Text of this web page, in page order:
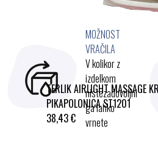
TERLIK AIRLIGHT MASSAGE
PIKAPOLONICA ST1201
38,43 €
MOŽNOST
VRAČILA
V kolikor z
izdelkom
nistezadovoljni
ga lahko
vrnete